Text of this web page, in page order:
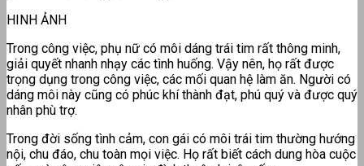
HINH ẢNH
Trong công việc, phụ nữ có môi dáng trái tim rất thông minh,
giải quyết nhanh nhạy các tình huống. Vậy nên, họ rất được
trọng dụng trong công việc, các mối quan hệ làm ăn. Người có
dáng môi này cũng có phúc khí thành đạt, phú quý và được quý
nhân phù trợ.
Trong đời sống tình cảm, con gái có môi trái tim thường hướng
nội, chu đáo, chu toàn mọi việc. Họ rất biết cách dung hòa cuộc